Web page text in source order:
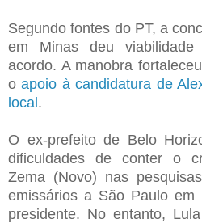
Segundo fontes do PT, a
em Minas deu
acordo. A manobra
oapoio à candidatura de
local.
O ex-prefeito de Belo
dificuldades de conter o
Zema (Novo) nas
emissários a São Paulo
presidente. No entanto,